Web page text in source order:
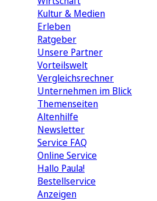
Kultur & Medien
Erleben
Ratgeber
Unsere Partner
Vorteilswelt
Vergleichsrechner
Unternehmen im Blick
Themenseiten
Altenhilfe
Newsletter
Service FAQ
Online Service
Hallo Paula!
Bestellservice
Anzeigen